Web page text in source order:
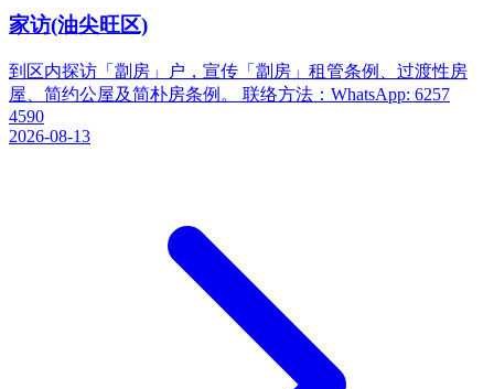
家访(油尖旺区)
到区内探访「劏房」户，宣传「劏房」租管条例、过渡性房
屋、简约公屋及简朴房条例。 联络方法：WhatsApp: 6257
4590
2026-08-13